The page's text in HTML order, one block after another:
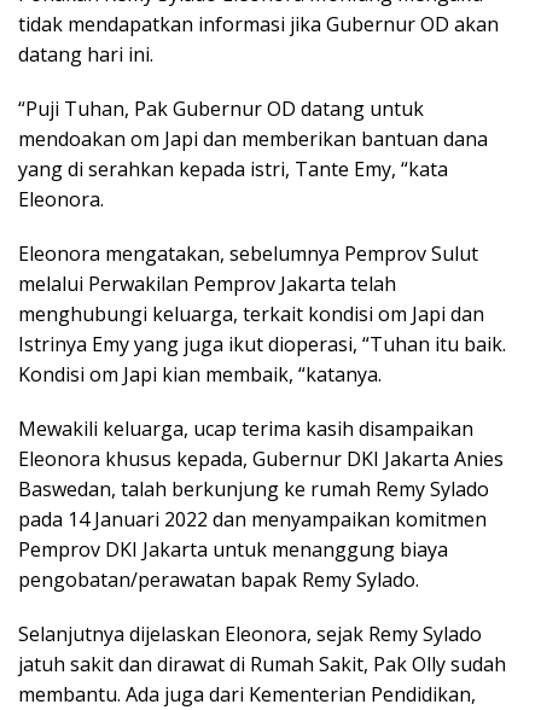
tidak mendapatkan informasi jika Gubernur OD akan
datang hari ini.
“Puji Tuhan, Pak Gubernur OD datang untuk
mendoakan om Japi dan memberikan bantuan dana
yang di serahkan kepada istri, Tante Emy, “kata
Eleonora.
Eleonora mengatakan, sebelumnya Pemprov Sulut
melalui Perwakilan Pemprov Jakarta telah
menghubungi keluarga, terkait kondisi om Japi dan
Istrinya Emy yang juga ikut dioperasi, “Tuhan itu baik.
Kondisi om Japi kian membaik, “katanya.
Mewakili keluarga, ucap terima kasih disampaikan
Eleonora khusus kepada, Gubernur DKI Jakarta Anies
Baswedan, talah berkunjung ke rumah Remy Sylado
pada 14 Januari 2022 dan menyampaikan komitmen
Pemprov DKI Jakarta untuk menanggung biaya
pengobatan/perawatan bapak Remy Sylado.
Selanjutnya dijelaskan Eleonora, sejak Remy Sylado
jatuh sakit dan dirawat di Rumah Sakit, Pak Olly sudah
membantu. Ada juga dari Kementerian Pendidikan,